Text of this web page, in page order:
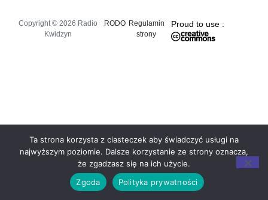
Copyright © 2026 Radio
Kwidzyn
RODO Regulamin
strony
Proud to use :
Ta strona korzysta z ciasteczek aby świadczyć usługi na
najwyższym poziomie. Dalsze korzystanie ze strony oznacza,
że zgadzasz się na ich użycie.
Zgoda
Polityka prywatności